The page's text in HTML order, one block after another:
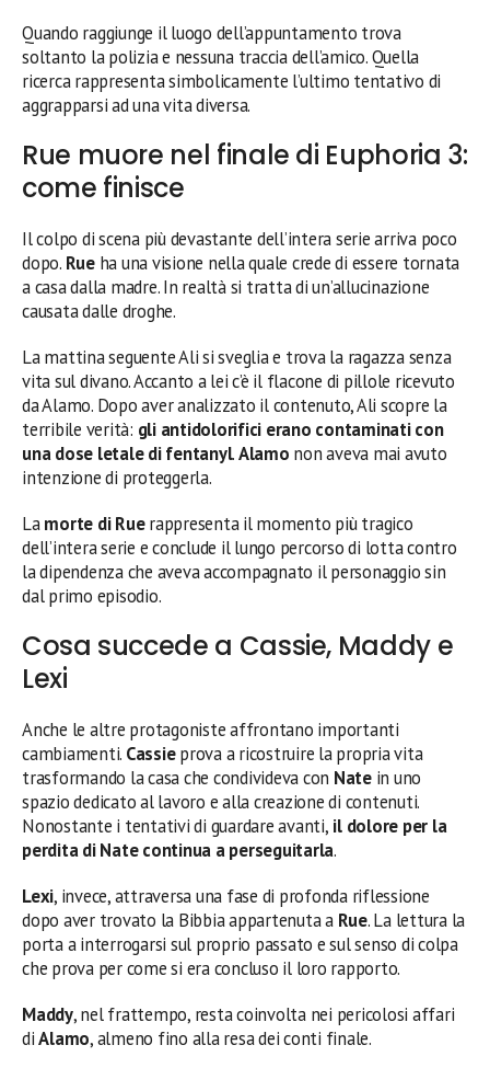
Quando raggiunge il luogo dell’appuntamento trova
soltanto la polizia e nessuna traccia dell’amico. Quella
ricerca rappresenta simbolicamente l’ultimo tentativo di
aggrapparsi ad una vita diversa.
Rue muore nel finale di Euphoria 3:
come finisce
Il colpo di scena più devastante dell’intera serie arriva poco
dopo. Rueha una visione nella quale crede di essere tornata
a casa dalla madre. In realtà si tratta di un’allucinazione
causata dalle droghe.
La mattina seguente Ali si sveglia e trova la ragazza senza
vita sul divano. Accanto a lei c’è il flacone di pillole ricevuto
da Alamo. Dopo aver analizzato il contenuto, Ali scopre la
terribile verità: gli antidolorifici erano contaminati con
una dose letale di fentanyl.Alamo non aveva mai avuto
intenzione di proteggerla.
Lamorte di Ruerappresenta il momento più tragico
dell’intera serie e conclude il lungo percorso di lotta contro
la dipendenza che aveva accompagnato il personaggio sin
dal primo episodio.
Cosa succede a Cassie, Maddy e
Lexi
Anche le altre protagoniste affrontano importanti
cambiamenti. Cassieprova a ricostruire la propria vita
trasformando la casa che condivideva con Natein uno
spazio dedicato al lavoro e alla creazione di contenuti.
Nonostante i tentativi di guardare avanti, il dolore per la
perdita di Nate continua a perseguitarla.
Lexi, invece, attraversa una fase di profonda riflessione
dopo aver trovato la Bibbia appartenuta a Rue. La lettura la
porta a interrogarsi sul proprio passato e sul senso di colpa
che prova per come si era concluso il loro rapporto.
Maddy, nel frattempo, resta coinvolta nei pericolosi affari
diAlamo, almeno fino alla resa dei conti finale.